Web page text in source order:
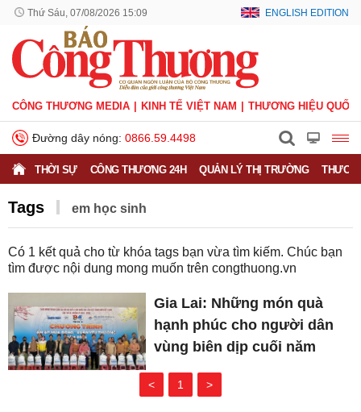
Thứ Sáu, 07/08/2026 15:09 ENGLISH EDITION
CÔNG THƯƠNG MEDIA KINH TẾ VIỆT NAM THƯƠNG HIỆU QUỐC
Đường dây nóng: 0866.59.4498
THỜI SỰ CÔNG THƯƠNG 24H QUẢN LÝ THỊ TRƯỜNG
Tags em học sinh
Có 1 kết quả cho từ khóa tags bạn vừa tìm kiếm. Chúc bạn
tìm được nội dung mong muốn trên congthuong.vn
Gia Lai: Những món quà
hạnh phúc cho người dân
vùng biên dịp cuối năm
< 1 >